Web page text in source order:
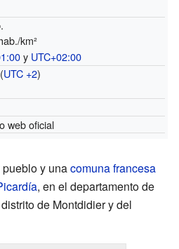
km²
y UTC+02:00
(UTC +2)
web oficial
y unacomuna francesa
, en el departamento de
de Montdidier y del